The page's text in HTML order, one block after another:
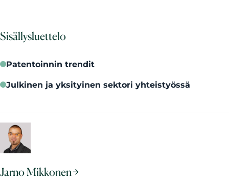
Sisällysluettelo
Patentoinnin trendit
Julkinen ja yksityinen sektori yhteistyössä
Jarno Mikkonen